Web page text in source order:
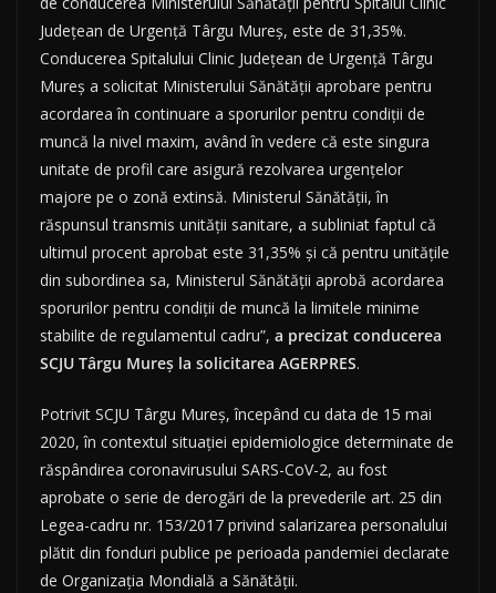
Judeţean de Urgenţă Târgu Mureş, este de 31,35%.
Conducerea Spitalului Clinic Judeţean de Urgenţă Târgu
Mureş a solicitat Ministerului Sănătăţii aprobare pentru
acordarea în continuare a sporurilor pentru condiţii de
muncă la nivel maxim, având în vedere că este singura
unitate de profil care asigură rezolvarea urgenţelor
majore pe o zonă extinsă. Ministerul Sănătăţii, în
răspunsul transmis unităţii sanitare, a subliniat faptul că
ultimul procent aprobat este 31,35% şi că pentru unităţile
din subordinea sa, Ministerul Sănătăţii aprobă acordarea
sporurilor pentru condiţii de muncă la limitele minime
stabilite de regulamentul cadru”, a precizat conducerea
SCJU Târgu Mureş la solicitarea AGERPRES.
Potrivit SCJU Târgu Mureş, începând cu data de 15 mai
2020, în contextul situaţiei epidemiologice determinate de
răspândirea coronavirusului SARS-CoV-2, au fost
aprobate o serie de derogări de la prevederile art. 25 din
Legea-cadru nr. 153/2017 privind salarizarea personalului
plătit din fonduri publice pe perioada pandemiei declarate
de Organizaţia Mondială a Sănătăţii.